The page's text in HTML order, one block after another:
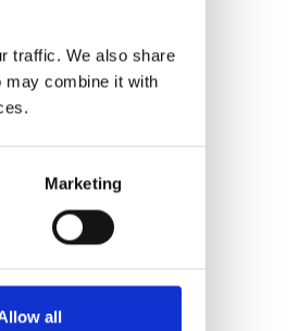
traffic. We also share
may combine it with
Marketing
all